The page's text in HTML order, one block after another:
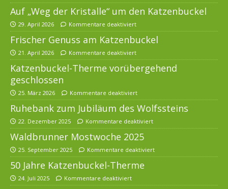
Auf „Weg der Kristalle“ um den Katzenbuckel
29. April 2026 Kommentare deaktiviert
Frischer Genuss am Katzenbuckel
21. April 2026 Kommentare deaktiviert
Katzenbuckel-Therme vorübergehend
geschlossen
25. März 2026 Kommentare deaktiviert
Ruhebank zum Jubiläum des Wolfssteins
22. Dezember 2025 Kommentare deaktiviert
Waldbrunner Mostwoche 2025
25. September 2025 Kommentare deaktiviert
50 Jahre Katzenbuckel-Therme
24. Juli 2025 Kommentare deaktiviert